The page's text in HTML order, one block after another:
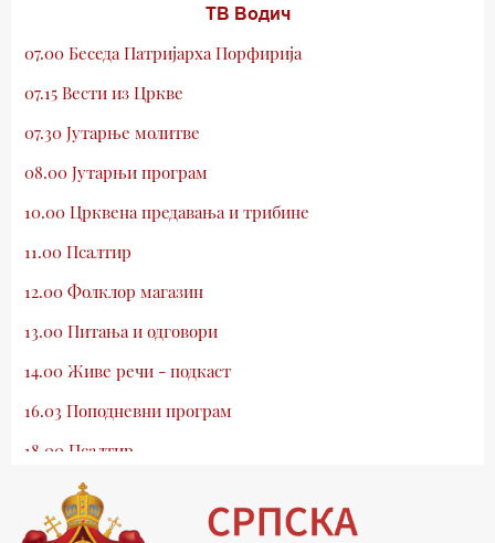
ТВ Водич
07.00 Беседа Патријарха Порфирија
07.15 Вести из Цркве
07.30 Јутарње молитве
08.00 Јутарњи програм
10.00 Црквена предавања и трибине
11.00 Псалтир
12.00 Фолклор магазин
13.00 Питања и одговори
14.00 Живе речи - подкаст
16.03 Поподневни програм
18.00 Псалтир
19.03 Млади у Цркви
19.30 Вечерње молитве